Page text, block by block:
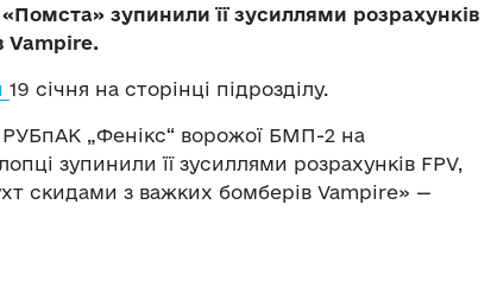
зупинили її зусиллями розрахунків
Vampire.
19 січня на сторінці підрозділу.
„Фенікс“ ворожої БМП-2 на
зупинили її зусиллями розрахунків FPV,
скидами з важких бомберів Vampire» —